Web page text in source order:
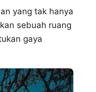
yang tak hanya
sebuah ruang
gaya